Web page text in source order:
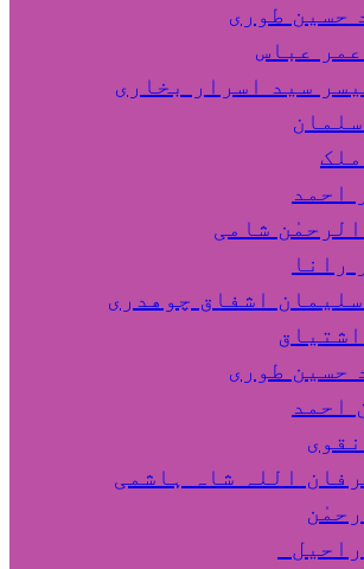
حسین طوری
عباس
سید اسرار بخاری
احمد
شامی
رانا
اشفاق چوهدری
حسین طوری
احمد
اللہ شاہ ہاشمی